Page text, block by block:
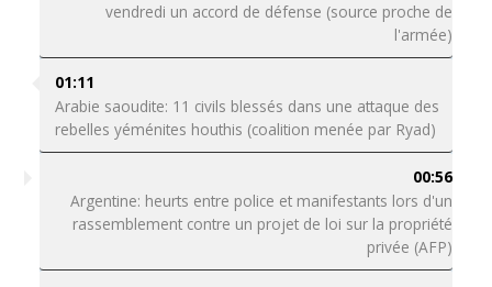
vendredi un accord de défense (source proche de
l'armée)
01:11
Arabie saoudite: 11 civils blessés dans une attaque des
rebelles yéménites houthis (coalition menée par Ryad)
00:56
Argentine: heurts entre police et manifestants lors d'un
rassemblement contre un projet de loi sur la propriété
privée (AFP)